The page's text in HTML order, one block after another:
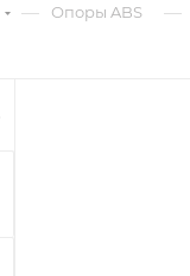
— Опоры ABS —